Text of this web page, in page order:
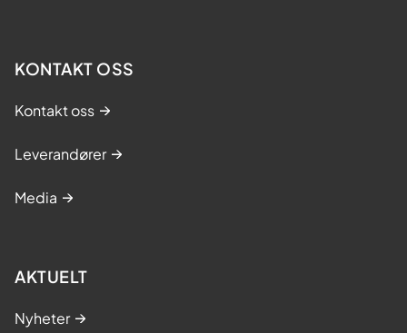
KONTAKT OSS
Kontakt oss
Leverandører
Media
AKTUELT
Nyheter